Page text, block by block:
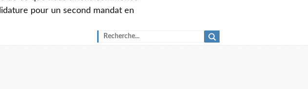
pour un second mandat en